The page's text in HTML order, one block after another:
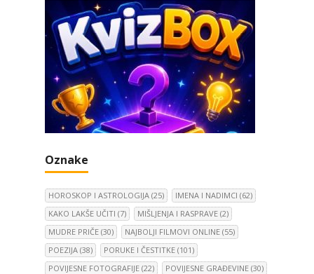
Oznake
HOROSKOP I ASTROLOGIJA (25) IMENA I NADIMCI (62)
KAKO LAKŠE UČITI (7) MIŠLJENJA I RASPRAVE (2)
MUDRE PRIČE (30) NAJBOLJI FILMOVI ONLINE (55)
POEZIJA (38) PORUKE I ČESTITKE (101)
POVIJESNE FOTOGRAFIJE (22) POVIJESNE GRAĐEVINE (30)